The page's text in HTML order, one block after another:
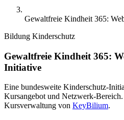
Gewaltfreie Kindheit 365:
Bildung Kinderschutz
Gewaltfreie Kindheit 365:
Initiative
Eine bundesweite Kinderschutz-
Kursangebot und Netzwerk-
Kursverwaltung von KeyBilium.